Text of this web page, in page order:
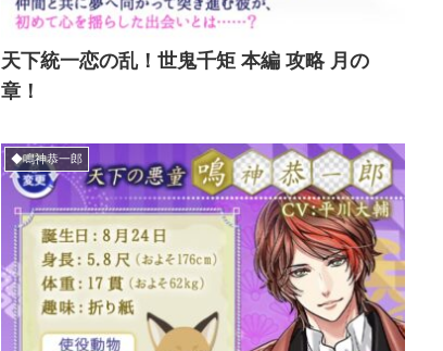
天下統一恋の乱！世鬼千矩 本編 攻略 月の
章！
◆鳴神恭一郎